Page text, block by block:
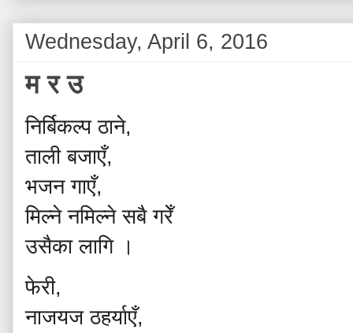
Wednesday, April 6, 2016
म र उ
निर्बिकल्प ठाने,
ताली बजाएँ,
भजन गाएँ,
मिल्ने नमिल्ने सबै गरेँ
उसैका लागि ।
फेरी,
नाजयज ठहर्याएँ,